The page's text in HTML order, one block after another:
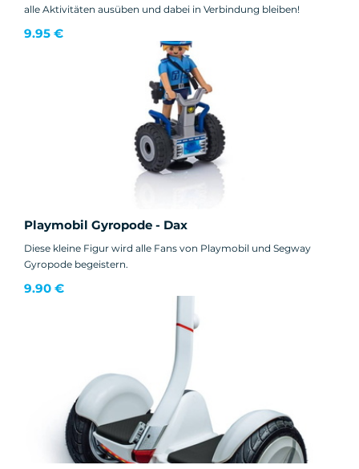
alle Aktivitäten ausüben und dabei in Verbindung bleiben!
9.95 €
Playmobil Gyropode - Dax
Diese kleine Figur wird alle Fans von Playmobil und Segway
Gyropode begeistern.
9.90 €